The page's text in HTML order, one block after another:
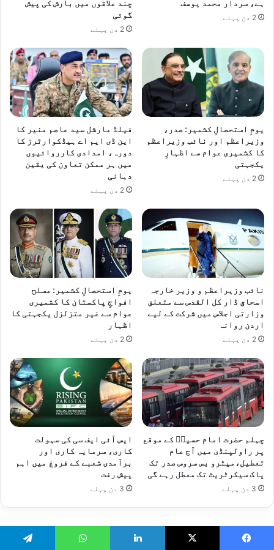
ہے، سردار محمد یوسف
2 دن پہلے
چند علاقوں میں بارش کی پیش
گوئی
2 دن پہلے
یومِ استحصالِ کشمیر: صدر،
وزیراعظم اور نائب وزیراعظم
کا کشمیری عوام سے اظہارِ
یکجہتی
2 دن پہلے
فیلڈ مارشل سید عاصم منیر کا
این ڈی ایم اے ہیڈکوارٹرز کا
دورہ، امدادی کارروائیوں
میں ہر ممکن تعاون کی یقین
دہانی
2 دن پہلے
نائب وزیراعظم و وزیر خارجہ
اسحاق ڈار کل القدس سے متعلق
وزارتی اجلاس میں شرکت کے لیے
اردن روانہ
2 دن پہلے
یومِ استحصالِ کشمیر: مسلح
افواجِ پاکستان کا کشمیری
عوام سے غیر متزلزل یکجہتی کا
اظہار
2 دن پہلے
چہلم حضرت امام حسینؓ کے موقع
پر راولپنڈی میں آج عام
تعطیل،میٹرو بس سروس صدر تک
پاک سیکرٹریٹ تک معطل رہے گی
3 دن پہلے
ایس آئی ایف سی کی سہولت
کاری، سرمایہ کاری اور
برآمدی شعبے کے فروغ میں اہم
پیش رفت
3 دن پہلے